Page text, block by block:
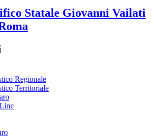
Statale Giovanni Vailati
Regionale
Territoriale